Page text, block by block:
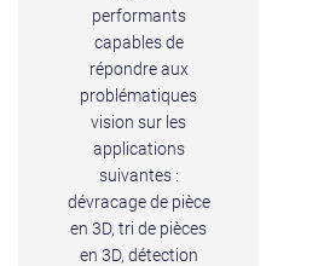
performants
capables de
répondre aux
problématiques
vision sur les
applications
suivantes :
dévracage de pièce
en 3D, tri de pièces
en 3D, détection